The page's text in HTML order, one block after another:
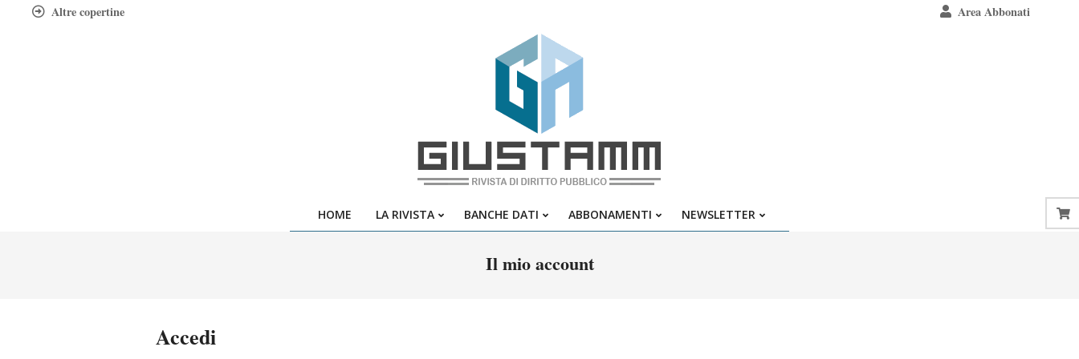
Altre copertine Area Abbonati
Giustamm
Primary
Menu
HOME LA RIVISTA BANCHE DATI ABBONAMENTI NEWSLETTER
Il mio account
Accedi